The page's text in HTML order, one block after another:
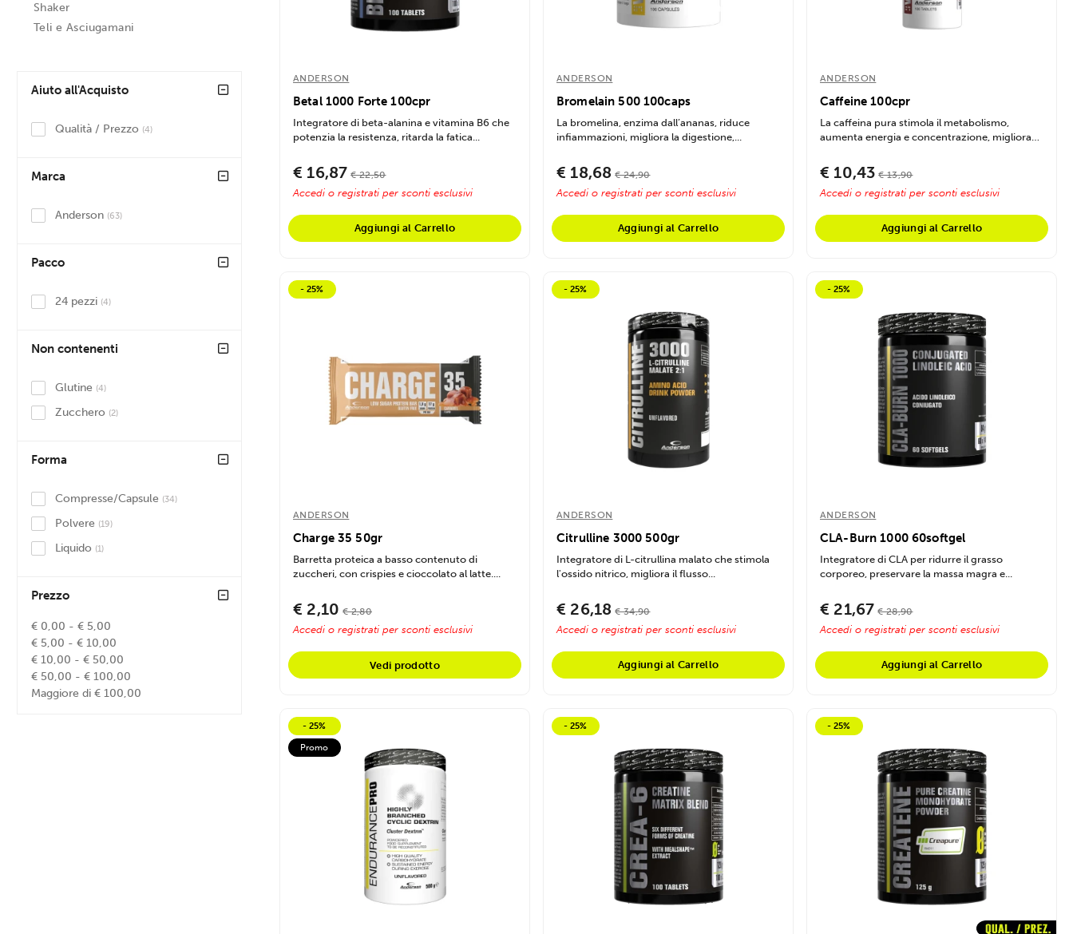
Shaker
Teli e Asciugamani
Aiuto all'Acquisto
Qualità / Prezzo (4)
Marca
Anderson (63)
Pacco
24 pezzi (4)
Non contenenti
Glutine (4)
Zucchero (2)
Forma
Compresse/Capsule (34)
Polvere (19)
Liquido (1)
Prezzo
€ 0,00 - € 5,00
€ 5,00 - € 10,00
€ 10,00 - € 50,00
€ 50,00 - € 100,00
Maggiore di € 100,00
ANDERSON
Betal 1000 Forte 100cpr
Integratore di beta-alanina e vitamina B6 che
potenzia la resistenza, ritarda la fatica...
€ 16,87 € 22,50
Accedi o registrati per sconti esclusivi
Aggiungi al Carrello
ANDERSON
Bromelain 500 100caps
La bromelina, enzima dall’ananas, riduce
infiammazioni, migliora la digestione,...
€ 18,68 € 24,90
Accedi o registrati per sconti esclusivi
Aggiungi al Carrello
ANDERSON
Caffeine 100cpr
La caffeina pura stimola il metabolismo,
aumenta energia e concentrazione, migliora
€ 10,43 € 13,90
Accedi o registrati per sconti esclusivi
Aggiungi al Carrello
- 25%
ANDERSON
Charge 35 50gr
Barretta proteica a basso contenuto di
zuccheri, con crispies e cioccolato al latte....
€ 2,10 € 2,80
Accedi o registrati per sconti esclusivi
Vedi prodotto
- 25%
ANDERSON
Citrulline 3000 500gr
Integratore di L-citrullina malato che stimola
l'ossido nitrico, migliora il flusso...
€ 26,18 € 34,90
Accedi o registrati per sconti esclusivi
Aggiungi al Carrello
- 25%
ANDERSON
CLA-Burn 1000 60softgel
Integratore di CLA per ridurre il grasso
corporeo, preservare la massa magra e...
€ 21,67 € 28,90
Accedi o registrati per sconti esclusivi
Aggiungi al Carrello
- 25%
Promo
- 25% - 25%